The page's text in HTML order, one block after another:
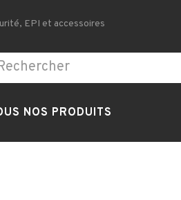
EPI et accessoires
NOS PRODUITS